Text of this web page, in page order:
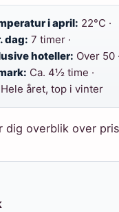
i april: 22°C ·
dag: 7 timer ·
hoteller: Over 50 ·
Ca. 4½ time ·
Hele året, top i vinter
dig overblik over